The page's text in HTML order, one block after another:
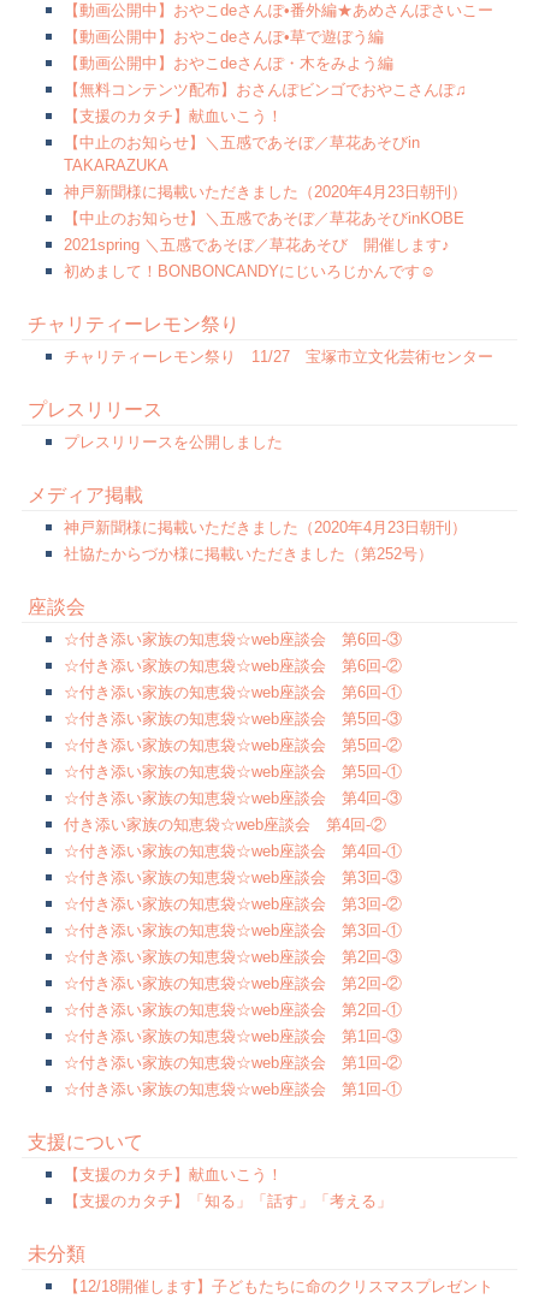
【動画公開中】おやこdeさんぽ•番外編★あめさんぽさいこー
【動画公開中】おやこdeさんぽ•草で遊ぼう編
【動画公開中】おやこdeさんぽ・木をみよう編
【無料コンテンツ配布】おさんぽビンゴでおやこさんぽ♫
【支援のカタチ】献血いこう！
【中止のお知らせ】＼五感であそぼ／草花あそびin
TAKARAZUKA
神戸新聞様に掲載いただきました（2020年4月23日朝刊）
【中止のお知らせ】＼五感であそぼ／草花あそびinKOBE
2021spring ＼五感であそぼ／草花あそび 開催します♪
初めまして！BONBONCANDYにじいろじかんです☺︎
チャリティーレモン祭り
チャリティーレモン祭り 11/27 宝塚市立文化芸術センター
プレスリリース
プレスリリースを公開しました
メディア掲載
神戸新聞様に掲載いただきました（2020年4月23日朝刊）
社協たからづか様に掲載いただきました（第252号）
座談会
☆付き添い家族の知恵袋☆web座談会 第6回-③
☆付き添い家族の知恵袋☆web座談会 第6回-②
☆付き添い家族の知恵袋☆web座談会 第6回-①
☆付き添い家族の知恵袋☆web座談会 第5回-③
☆付き添い家族の知恵袋☆web座談会 第5回-②
☆付き添い家族の知恵袋☆web座談会 第5回-①
☆付き添い家族の知恵袋☆web座談会 第4回-③
付き添い家族の知恵袋☆web座談会 第4回-②
☆付き添い家族の知恵袋☆web座談会 第4回-①
☆付き添い家族の知恵袋☆web座談会 第3回-③
☆付き添い家族の知恵袋☆web座談会 第3回-②
☆付き添い家族の知恵袋☆web座談会 第3回-①
☆付き添い家族の知恵袋☆web座談会 第2回-③
☆付き添い家族の知恵袋☆web座談会 第2回-②
☆付き添い家族の知恵袋☆web座談会 第2回-①
☆付き添い家族の知恵袋☆web座談会 第1回-③
☆付き添い家族の知恵袋☆web座談会 第1回-②
☆付き添い家族の知恵袋☆web座談会 第1回-①
支援について
【支援のカタチ】献血いこう！
【支援のカタチ】「知る」「話す」「考える」
未分類
【12/18開催します】子どもたちに命のクリスマスプレゼント